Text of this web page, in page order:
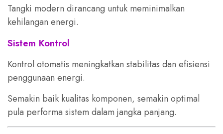
Tangki modern dirancang untuk meminimalkan
kehilangan energi.
Sistem Kontrol
Kontrol otomatis meningkatkan stabilitas dan efisiensi
penggunaan energi.
Semakin baik kualitas komponen, semakin optimal
pula performa sistem dalam jangka panjang.